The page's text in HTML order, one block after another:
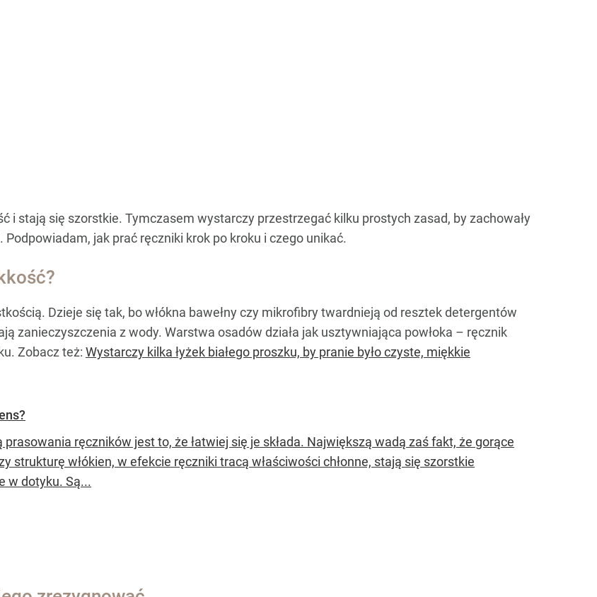
i stają się szorstkie. Tymczasem wystarczy przestrzegać kilku prostych zasad, by zachowały
Podpowiadam, jak prać ręczniki krok po kroku i czego unikać.
Dzieje się tak, bo włókna bawełny czy mikrofibry twardnieją od resztek detergentów
zanieczyszczenia z wody. Warstwa osadów działa jak usztywniająca powłoka – ręcznik
Zobacz też: Wystarczy kilka łyżek białego proszku, by pranie było czyste, miękkie
ręczników jest to, że łatwiej się je składa. Największą wadą zaś fakt, że gorące
strukturę włókien, w efekcie ręczniki tracą właściwości chłonne, stają się szorstkie
w dotyku. Są...